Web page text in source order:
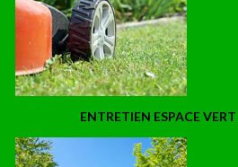
ENTRETIEN ESPACE